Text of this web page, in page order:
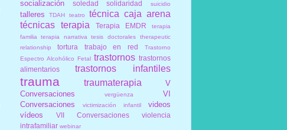
socialización soledad solidaridad suicidio
talleres TDAH teatro
técnica caja arena
técnicas
terapia Terapia EMDR
terapia
familia
terapia narrativa tesis doctorales
therapeutic
relationship
tortura trabajo en red
Trastorno
Espectro Alcohólico Fetal trastornos trastornos
alimentarios
trastornos infantiles
trauma traumaterapia
V
Conversaciones
vergüenza
VI
Conversaciones
victimización infantil
videos
vídeos
VII Conversaciones
violencia
intrafamiliar webinar